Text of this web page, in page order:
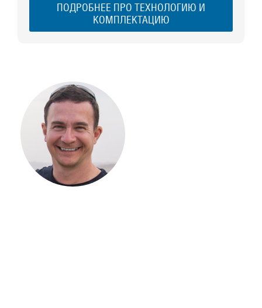
ПОДРОБНЕЕ ПРО ТЕХНОЛОГИЮ И
КОМПЛЕКТАЦИЮ